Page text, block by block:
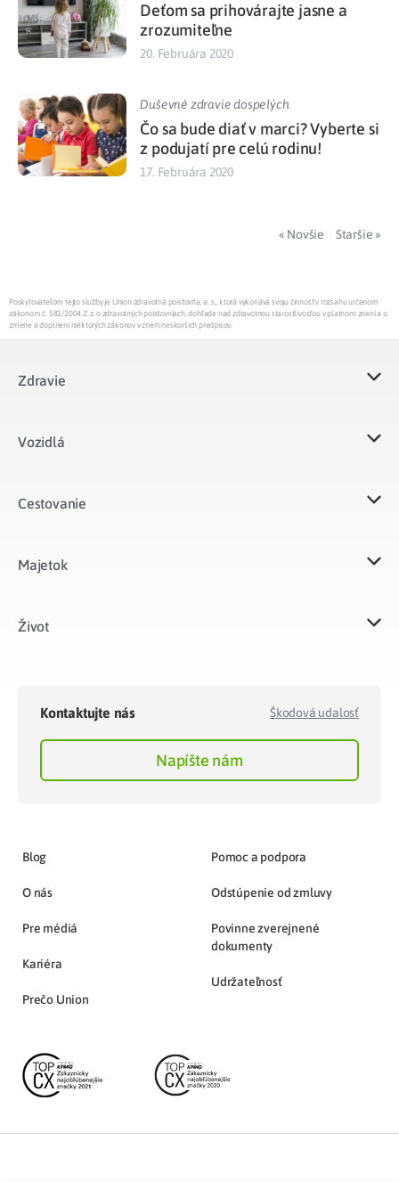
Deťom sa prihovárajte jasne a
zrozumiteľne
20. Februára 2020
Duševné zdravie dospelých
Čo sa bude diať v marci? Vyberte si
z podujatí pre celú rodinu!
17. Februára 2020
« Novšie Staršie »
Poskytovateľom tejto služby je Union zdravotná poisťovňa, a. s., ktorá vykonáva svoju činnosť v rozsahu určenom
zákonom č. 581/2004 Z.z. o zdravotných poisťovniach, dohľade nad zdravotnou starostlivosťou v platnom znení a o
zmene a doplnení niektorých zákonov v znení neskorších predpisov.
Zdravie
Vozidlá​
Cestovanie
Majetok​
Život​
Kontaktujte nás Škodová udalosť
Napíšte nám
Blog
O nás
Pre médiá
Kariéra
Prečo Union
Pomoc a podpora
Odstúpenie od zmluvy
Povinne zverejnené
dokumenty
Udržateľnosť